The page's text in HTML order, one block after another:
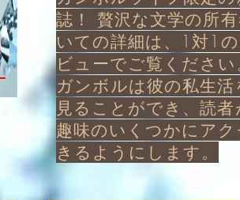
誌！ 贅沢な文学の所
いての詳細は、1対1
ビューでご覧ください
ガンボルは彼の私生活
見ることができ、読者
趣味のいくつかにア
きるようにします。